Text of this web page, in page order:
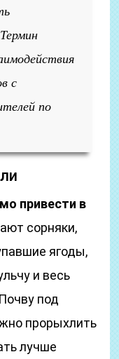
с
по
привести в
сорняки,
ягоды,
и весь
под
прорыхлить
лучше